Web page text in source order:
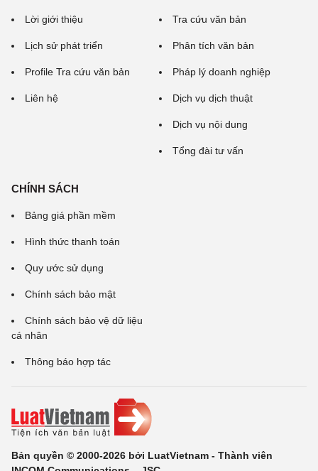
Lời giới thiệu
Lịch sử phát triển
Profile Tra cứu văn bản
Liên hệ
Tra cứu văn bản
Phân tích văn bản
Pháp lý doanh nghiệp
Dịch vụ dịch thuật
Dịch vụ nội dung
Tổng đài tư vấn
CHÍNH SÁCH
Bảng giá phần mềm
Hình thức thanh toán
Quy ước sử dụng
Chính sách bảo mật
Chính sách bảo vệ dữ liệu
cá nhân
Thông báo hợp tác
Bản quyền © 2000-2026 bởi LuatVietnam - Thành viên